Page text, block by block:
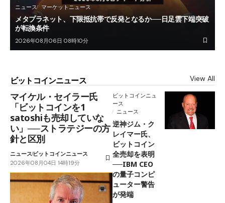
ニュース マーケットニュース
メタプラネット、下限抵抗帯で反発となるか──日足雲下端突破
が転換条件
2026年08月06日 08時10分
ビットコインニュース View All
マイケル・セイラー氏
「ビットコインを1
satoshiも売却していな
い」──ストラテジーの方
針と区別
ニュースビットコインニュース
2026年08月04日 14時19分
ビットコインニュ
ース
ニュース
逆神ジム・ク
レイマー氏、
ビットコイン
全売却を表明
──IBM CEO
の量子コンピ
ューター警告
が発端